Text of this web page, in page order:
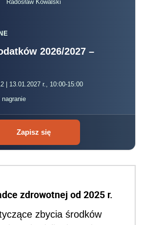
Radosław Kowalski
2026/2027 –
| 13.01.2027 r., 10:00-15:00
Zapisz się
zdrowotnej od 2025 r.
zbycia środków